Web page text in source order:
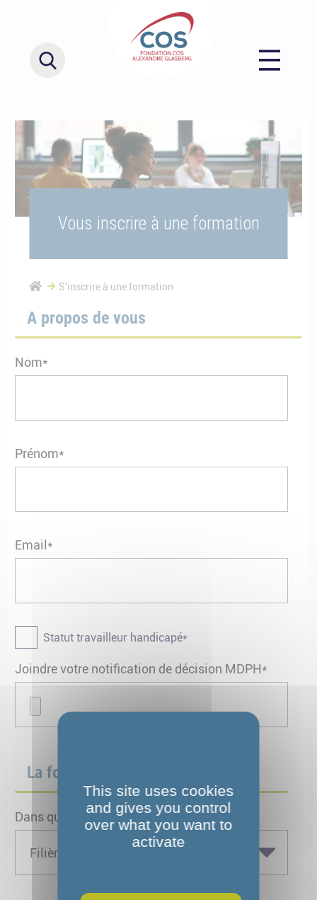
Vous inscrire à une formation
S'inscrire à une formation
A propos de vous
Nom*
Prénom*
Email*
Statut travailleur handicapé*
Joindre votre notification de décision MDPH*
La formation qui vous intéresse
Dans quel secteur d'activité ?*
This site uses cookies
and gives you control
over what you want to
activate